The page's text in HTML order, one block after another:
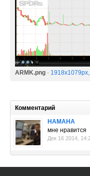
ARMK.png ·
Комментарий
HAMAHA
мне нравится
Дек 16 2014,